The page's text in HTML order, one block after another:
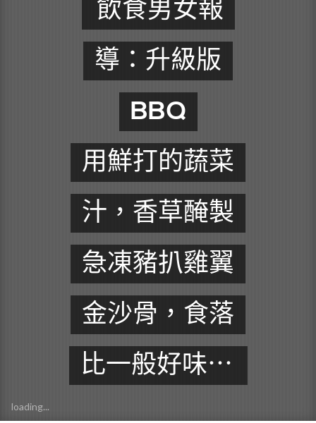
飲食男女報
導：升級版
BBQ
用鮮打的蔬菜
汁，香草醃製
急凍豬扒雞翼
金沙骨，食落
比一般好味⋯
loading...